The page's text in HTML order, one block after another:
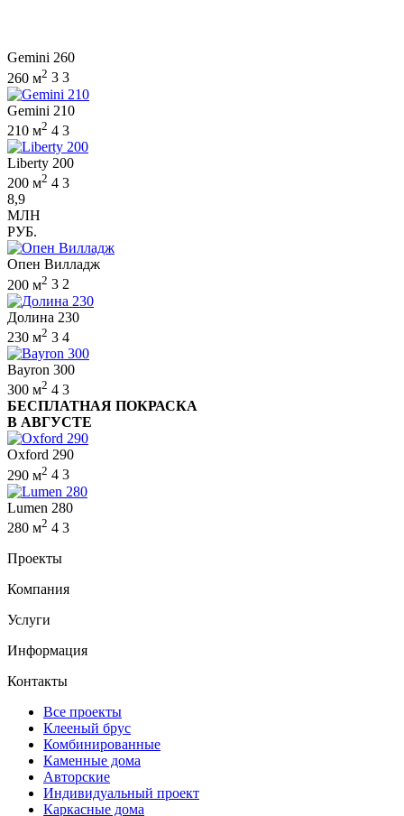
Gemini 260
260 м2 3 3
Gemini 210
210 м2 4 3
Liberty 200
200 м2 4 3
8,9
МЛН
РУБ.
Опен Вилладж
200 м2 3 2
Долина 230
230 м2 3 4
Bayron 300
300 м2 4 3
БЕСПЛАТНАЯ ПОКРАСКА
В АВГУСТЕ
Oxford 290
290 м2 4 3
Lumen 280
280 м2 4 3
Проекты
Компания
Услуги
Информация
Контакты
Все проекты
Клееный брус
Комбинированные
Каменные дома
Авторские
Индивидуальный проект
Каркасные дома